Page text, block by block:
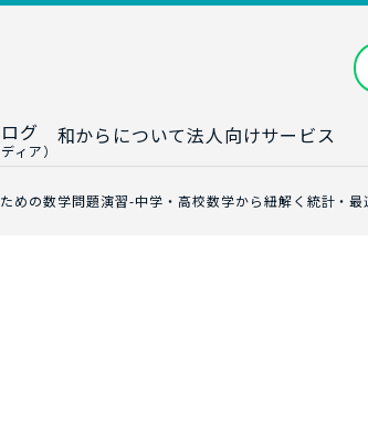
グ
ィア）
和からについて法人向けサービス
研修プログラム一覧
めの数学問題演習-中学・高校数学から紐解く統計・